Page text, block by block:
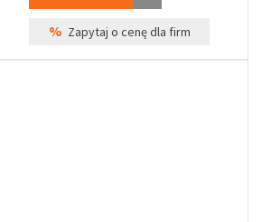
% Zapytaj o cenę dla firm